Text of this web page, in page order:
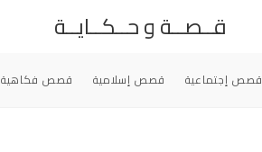
قــصــة و حــكــايــة
قصص إجتماعية قصص إسلامية قصص فكاهية